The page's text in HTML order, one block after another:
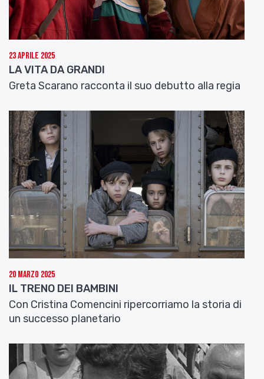
23 Aprile 2025
LA VITA DA GRANDI
Greta Scarano racconta il suo debutto alla regia
20 Marzo 2025
IL TRENO DEI BAMBINI
Con Cristina Comencini ripercorriamo la storia di
un successo planetario